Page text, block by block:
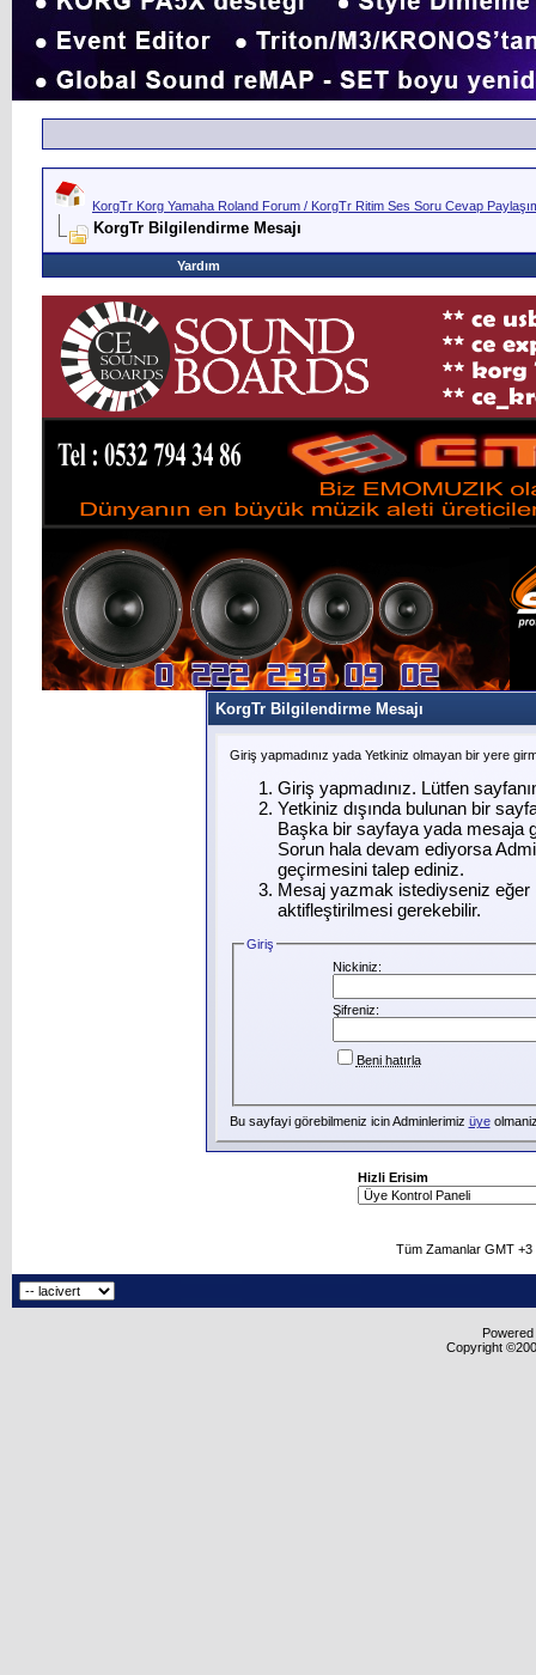
KorgTr Korg Yamaha Roland Forum / KorgTr Ritim Ses Soru Cevap
KorgTr Bilgilendirme Mesajı
Yardım
KorgTr Bilgilendirme Mesajı
Giriş yapmadınız yada Yetkiniz olmayan bir yere
Giriş yapmadınız. Lütfen
Yetkiniz dışında bulunan bir
Başka bir sayfaya yada mesaja
Sorun hala devam ediyorsa
geçirmesini talep ediniz.
Mesaj yazmak istediyseniz eğer
aktifleştirilmesi gerekebilir.
Giriş
Nickiniz:
Şifreniz:
Beni hatırla
Bu sayfayi görebilmeniz icin Adminlerimiz üye
Hizli Erisim
Tüm Zamanlar GMT
Copyright